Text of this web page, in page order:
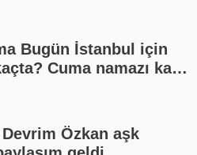
Bugün İstanbul için
Cuma namazı kaç
Özkan aşk